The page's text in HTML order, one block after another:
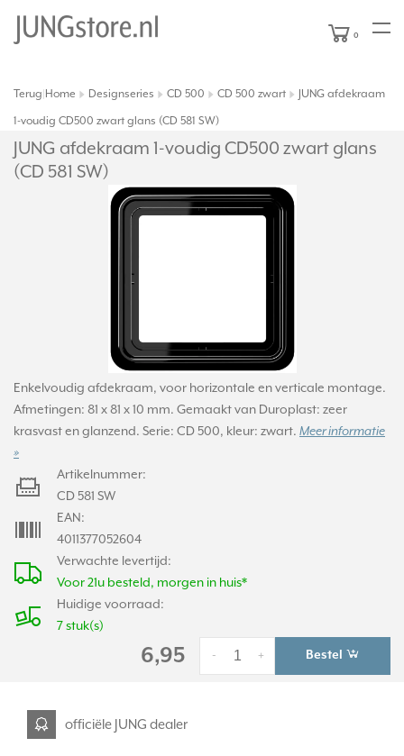
0
Terug Home Designseries CD 500 CD 500 zwart
JUNG afdekraam
1-voudig CD500 zwart glans (CD 581 SW)
JUNG afdekraam 1-voudig CD500 zwart glans
(CD 581 SW)
Enkelvoudig afdekraam, voor horizontale en verticale montage.
Afmetingen: 81 x 81 x 10 mm. Gemaakt van Duroplast: zeer
krasvast en glanzend. Serie: CD 500, kleur: zwart. Meer informatie
»
Verwachte levertijd:
Voor 21u besteld, morgen in huis*
Huidige voorraad:
7 stuk(s)
Artikelnummer:
CD 581 SW
EAN:
4011377052604
6,95 +
- Bestel
officiële JUNG dealer